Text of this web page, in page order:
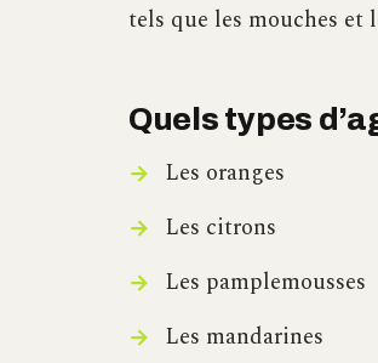
tels que les mouches et
Quels types
Les oranges
Les citrons
Les pamplemousses
Les mandarines